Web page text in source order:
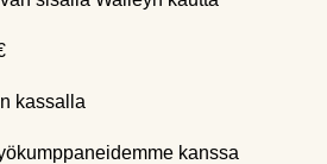
kassalla
kanssa